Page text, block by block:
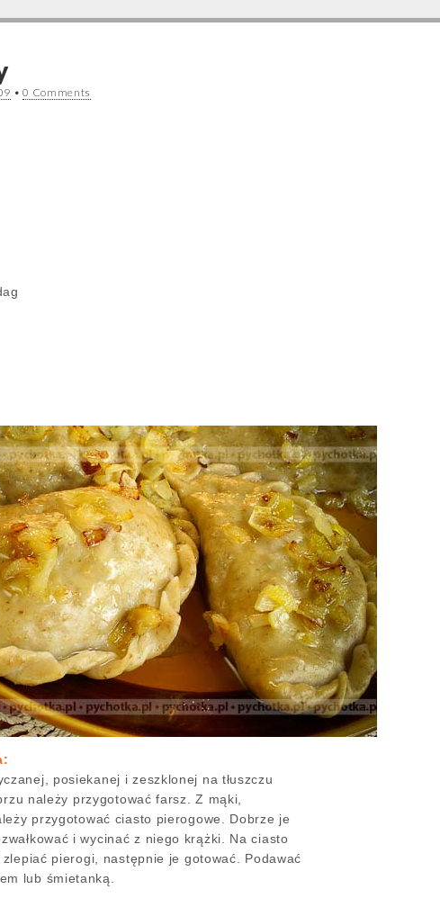
•0 Comments
posiekanej i zeszklonej na tłuszczu
należy przygotować farsz. Z mąki,
przygotować ciasto pierogowe. Dobrze je
i wycinać z niego krążki. Na ciasto
zlepiać pierogi, następnie je gotować. Podawać
lub śmietanką.